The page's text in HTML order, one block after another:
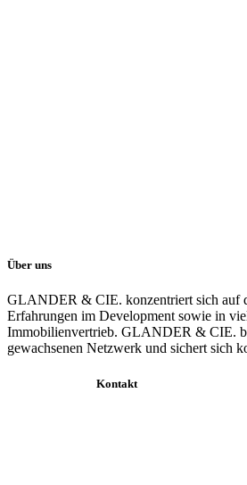
Über uns
GLANDER & CIE. konzentriert sich auf
Erfahrungen im Development sowie in
Immobilienvertrieb. GLANDER & CIE.
gewachsenen Netzwerk und sichert sich
Kontakt